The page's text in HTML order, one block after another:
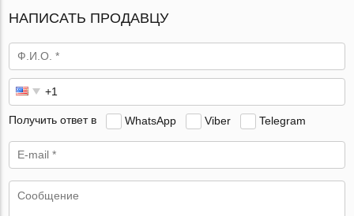
НАПИСАТЬ ПРОДАВЦУ
Получить ответ в WhatsApp Viber Telegram